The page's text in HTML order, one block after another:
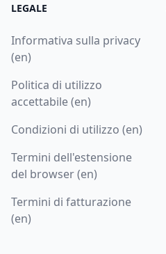
LEGALE
Informativa sulla privacy
(en)
Politica di utilizzo
accettabile (en)
Condizioni di utilizzo (en)
Termini dell'estensione
del browser (en)
Termini di fatturazione
(en)